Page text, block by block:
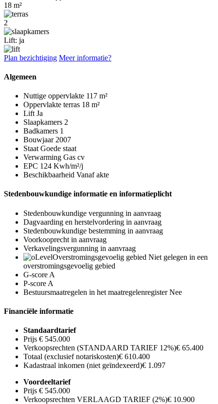
18 m²
2
Lift: ja
Plan bezichtiging Meer informatie?
Algemeen
Nuttige oppervlakte 117 m²
Oppervlakte terras 18 m²
Lift Ja
Slaapkamers 2
Badkamers 1
Bouwjaar2007
Staat Goede staat
Verwarming Gas cv
EPC 124 Kwh/m²/j
Beschikbaarheid Vanaf akte
Stedenbouwkundige informatie en informatieplicht
Stedenbouwkundige vergunning in aanvraag
Dagvaarding en herstelvordering in aanvraag
Stedenbouwkundige bestemming in aanvraag
Voorkooprecht in aanvraag
Verkavelingsvergunning in aanvraag
Overstromingsgevoelig gebied Niet gelegen in een
overstromingsgevoelig gebied
G-score A
P-score A
Bestuursmaatregelen in het maatregelenregisterNee
Financiële informatie
Standaardtarief
Prijs € 545.000
Verkoopsrechten (STANDAARD TARIEF 12%)€ 65.400
Totaal (exclusief notariskosten)€ 610.400
Kadastraal inkomen (niet geïndexeerd)€ 1.097
Voordeeltarief
Prijs € 545.000
Verkoopsrechten VERLAAGD TARIEF (2%)€ 10.900